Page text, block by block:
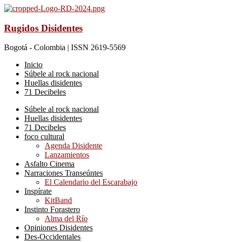
Rugidos Disidentes
Bogotá - Colombia | ISSN 2619-5569
Inicio
Súbele al rock nacional
Huellas disidentes
71 Decibeles
Súbele al rock nacional
Huellas disidentes
71 Decibeles
foco cultural
Agenda Disidente
Lanzamientos
Asfalto Cinema
Narraciones Transeúntes
El Calendario del Escarabajo
Inspírate
KitBand
Instinto Forastero
Alma del Río
Opiniones Disidentes
Des-Occidentales